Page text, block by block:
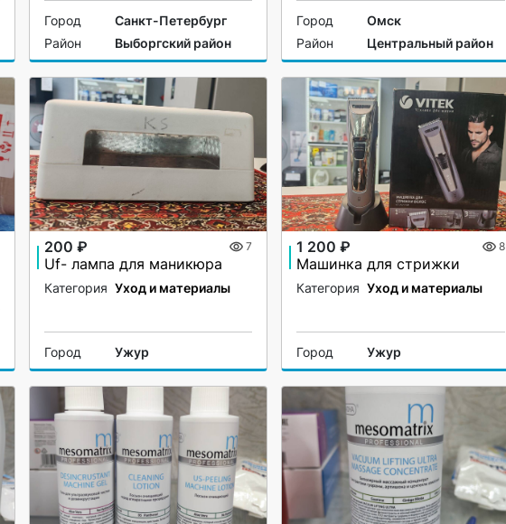
Город
Санкт-Петербург
Район
Выборгский район
Город
Омск
Район
Центральный район
200 ₽ 7
Uf- лампа для маникюра
Категория Уход и материалы
Город Ужур
1 200 ₽ 8
Машинка для стрижки
Категория Уход и материалы
Город Ужур